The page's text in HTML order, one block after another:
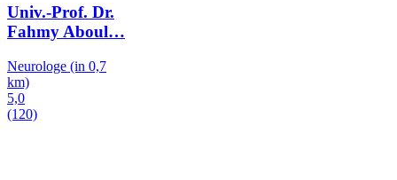
Univ.-Prof. Dr.
Fahmy Aboul…
Neurologe (in 0,7
km)
5,0
(120)